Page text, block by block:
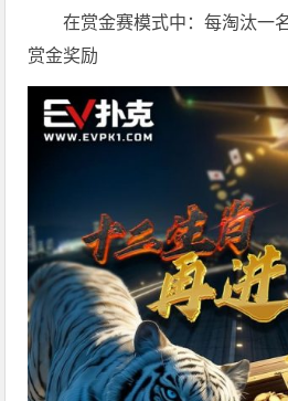
在赏金赛模式中：每淘汰一
赏金奖励